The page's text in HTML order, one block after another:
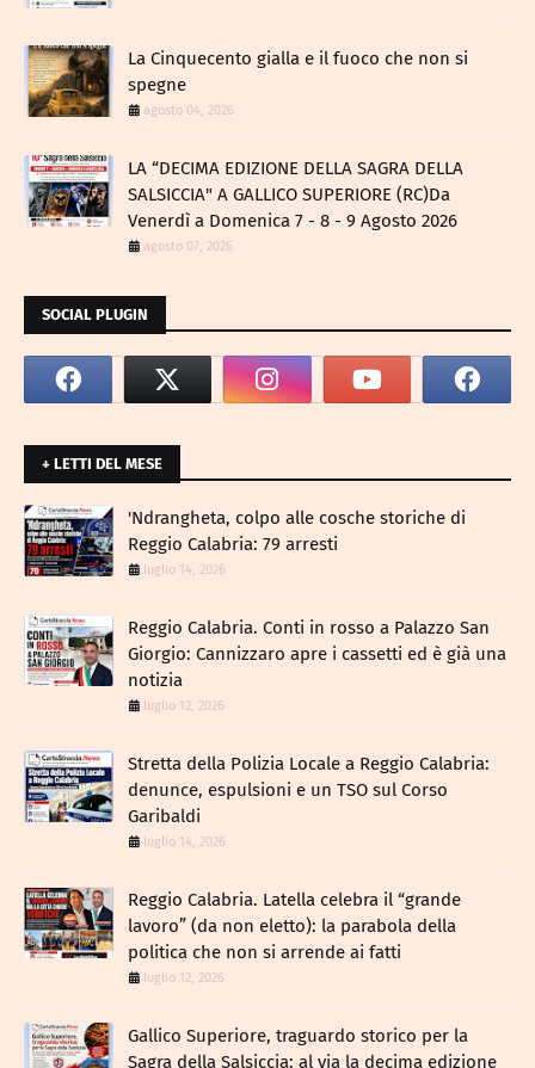
La Cinquecento gialla e il fuoco che non si
spegne
agosto 04, 2026
LA “DECIMA EDIZIONE DELLA SAGRA DELLA
SALSICCIA" A GALLICO SUPERIORE (RC)Da
Venerdì a Domenica 7 - 8 - 9 Agosto 2026
agosto 07, 2026
SOCIAL PLUGIN
+ LETTI DEL MESE
​'Ndrangheta, colpo alle cosche storiche di
Reggio Calabria: 79 arresti
luglio 14, 2026
Reggio Calabria. Conti in rosso a Palazzo San
Giorgio: Cannizzaro apre i cassetti ed è già una
notizia
luglio 12, 2026
​Stretta della Polizia Locale a Reggio Calabria:
denunce, espulsioni e un TSO sul Corso
Garibaldi
luglio 14, 2026
Reggio Calabria. Latella celebra il “grande
lavoro” (da non eletto): la parabola della
politica che non si arrende ai fatti
luglio 12, 2026
Gallico Superiore, traguardo storico per la
Sagra della Salsiccia: al via la decima edizione